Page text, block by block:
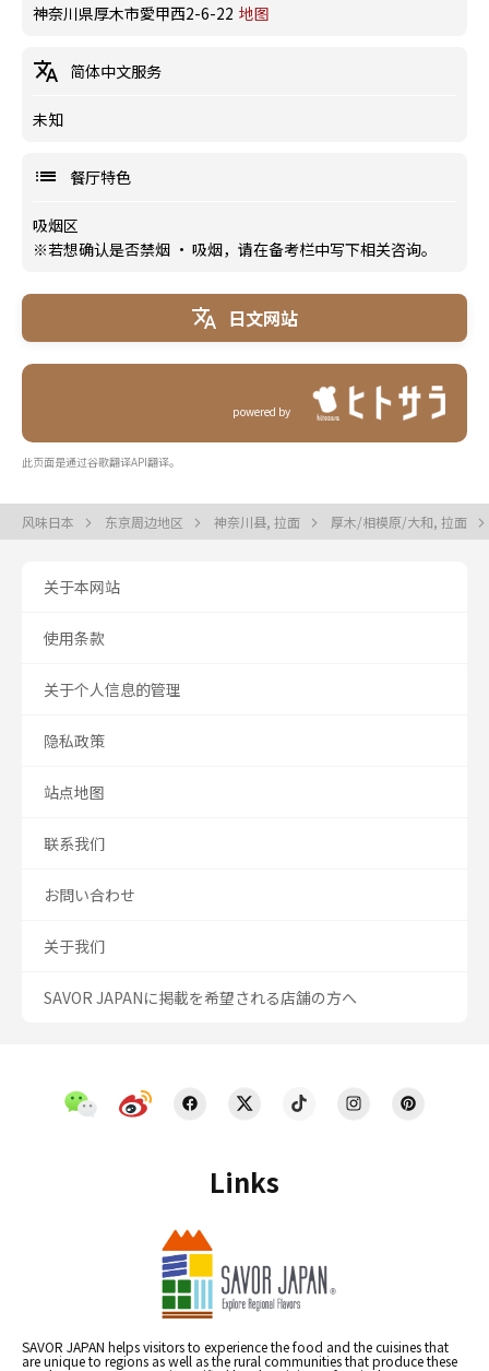
神奈川県厚木市愛甲西2-6-22 地图
简体中文服务
未知
餐厅特色
吸烟区
※若想确认是否禁烟 · 吸烟，请在备考栏中写下相关咨询。
日文网站
powered by
此页面是通过谷歌翻译API翻译。
风味日本 东京周边地区 神奈川县, 拉面 厚木/相模原/大和, 拉面
Links
SAVOR JAPAN helps visitors to experience the food and the cuisines that
are unique to regions as well as the rural communities that produce these
关于本网站
使用条款
关于个人信息的管理
隐私政策
站点地图
联系我们
お問い合わせ
关于我们
SAVOR JAPANに掲載を希望される店舗の方へ